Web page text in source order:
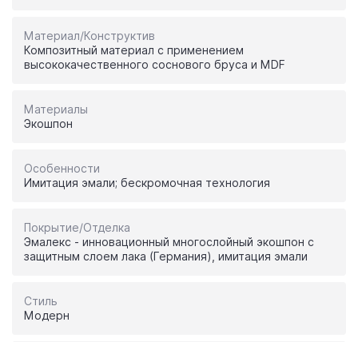
Материал/Конструктив
Композитный материал с применением
высококачественного соснового бруса и MDF
Материалы
Экошпон
Особенности
Имитация эмали; бескромочная технология
Покрытие/Отделка
Эмалекс - инновационный многослойный экошпон с
защитным слоем лака (Германия), имитация эмали
Стиль
Модерн